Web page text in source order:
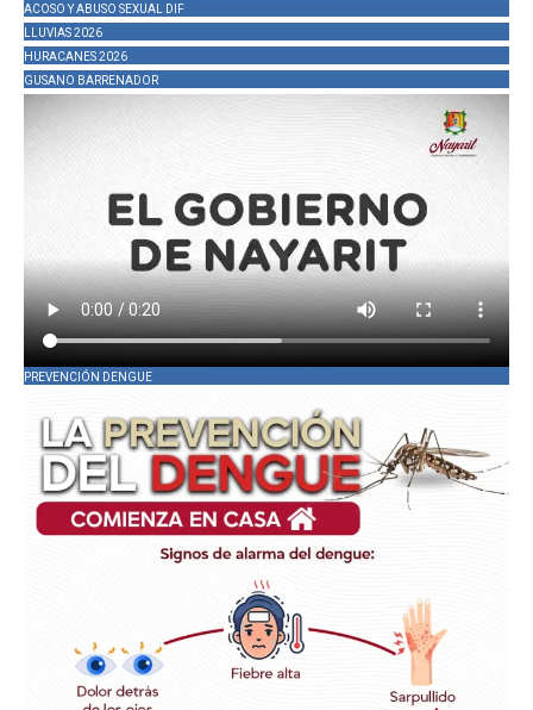
ACOSO Y ABUSO SEXUAL DIF
LLUVIAS 2026
HURACANES 2026
GUSANO BARRENADOR
PREVENCIÓN DENGUE